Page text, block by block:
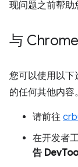
现问题之前帮助
与
您可以使用以下
的任何其他内容。
请前往
在开发者
告